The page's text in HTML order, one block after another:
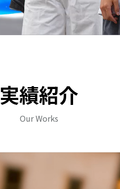
実績紹介
Our Works